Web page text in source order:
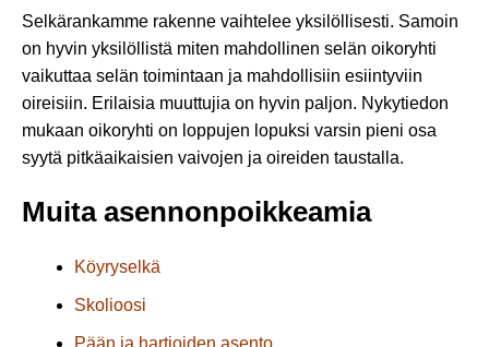
Selkärankamme rakenne vaihtelee yksilöllisesti. Samoin
on hyvin yksilöllistä miten mahdollinen selän oikoryhti
vaikuttaa selän toimintaan ja mahdollisiin esiintyviin
oireisiin. Erilaisia muuttujia on hyvin paljon. Nykytiedon
mukaan oikoryhti on loppujen lopuksi varsin pieni osa
syytä pitkäaikaisien vaivojen ja oireiden taustalla.
Muita asennonpoikkeamia
Köyryselkä
Skolioosi
Pään ja hartioiden asento